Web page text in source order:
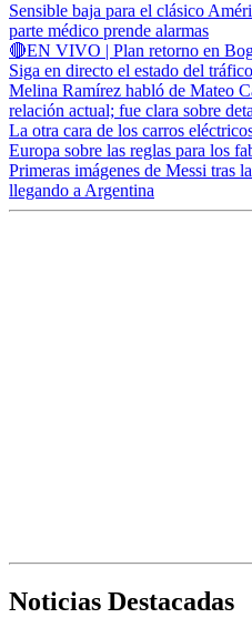
Sensible baja para el clásico
parte médico prende alarmas
🔴EN VIVO | Plan retorno en
Siga en directo el estado del
Melina Ramírez habló de Mateo
relación actual; fue clara sobre
La otra cara de los carros
Europa sobre las reglas para los
Primeras imágenes de Messi tras
llegando a Argentina
Noticias Destacadas